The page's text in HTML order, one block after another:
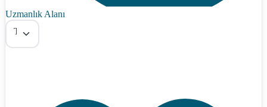
Uzmanlık Alanı
Tümü